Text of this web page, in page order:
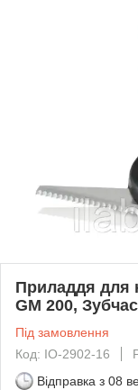
Приладдя для
GM 200,
Під замовлення
Код: IO-2902-16
Відправка з 08